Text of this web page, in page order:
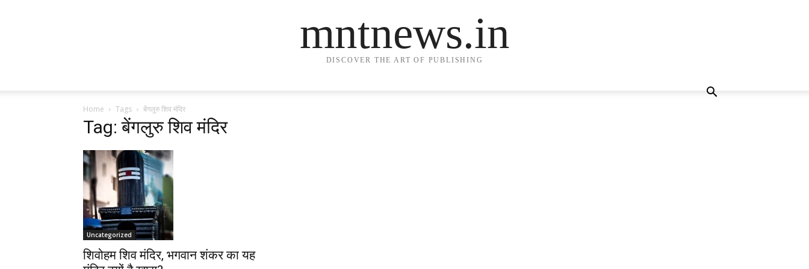
mntnews.in
DISCOVER THE ART OF PUBLISHING
Home Tags बेंगलुरु शिव मंदिर
Tag: बेंगलुरु शिव मंदिर
Uncategorized
शिवोहम शिव मंदिर, भगवान शंकर का यह